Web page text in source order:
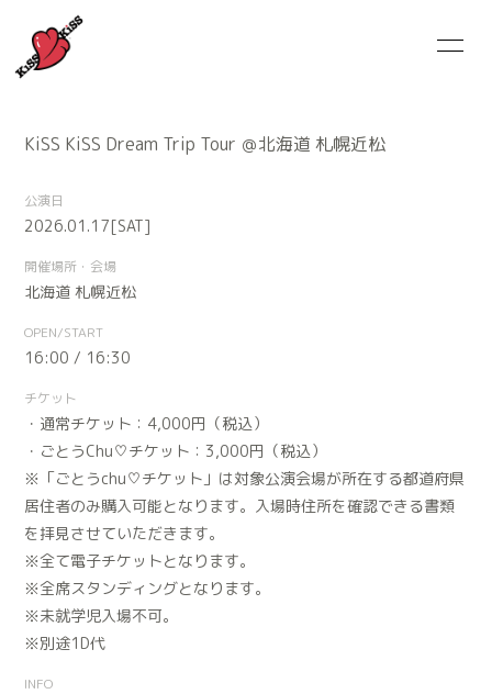
MEMBER
MUSiC ViDEO
GOODS
KiSS KiSS Dream Trip Tour ＠北海道 札幌近松
公演日
2026.01.17[SAT]
開催場所・会場
北海道札幌近松
OPEN/START
16:00 / 16:30
チケット
・通常チケット：4,000円（税込）
・ごとうChu♡チケット：3,000円（税込）
※「ごとうchu♡チケット」は対象公演会場が所在する都道府県
居住者のみ購入可能となります。入場時住所を確認できる書類
を拝見させていただきます。
※全て電子チケットとなります。
※全席スタンディングとなります。
※未就学児入場不可。
※別途1D代
INFO